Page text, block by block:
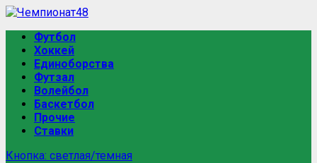
Футбол
Хоккей
Единоборства
Футзал
Волейбол
Баскетбол
Прочие
Ставки
Кнопка: светлая/темная